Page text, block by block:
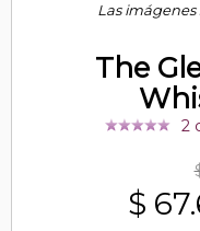
Las
The
2
$